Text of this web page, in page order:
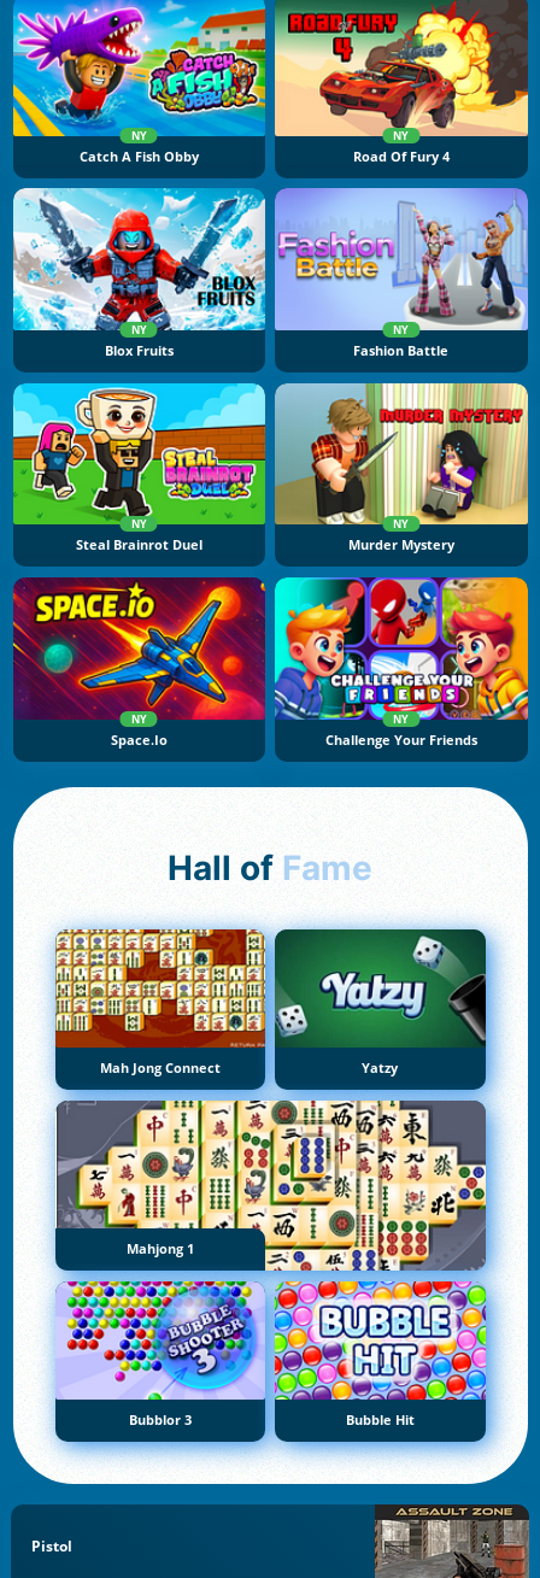
NY
Catch A Fish Obby
NY
Road Of Fury 4
NY
Blox Fruits
NY
Fashion Battle
NY
Steal Brainrot Duel
NY
Murder Mystery
NY
Space.io
NY
Challenge Your Friends
Hall of Fame
Mah Jong Connect Yatzy
Mahjong 1
Bubblor 3 Bubble Hit
Pistol